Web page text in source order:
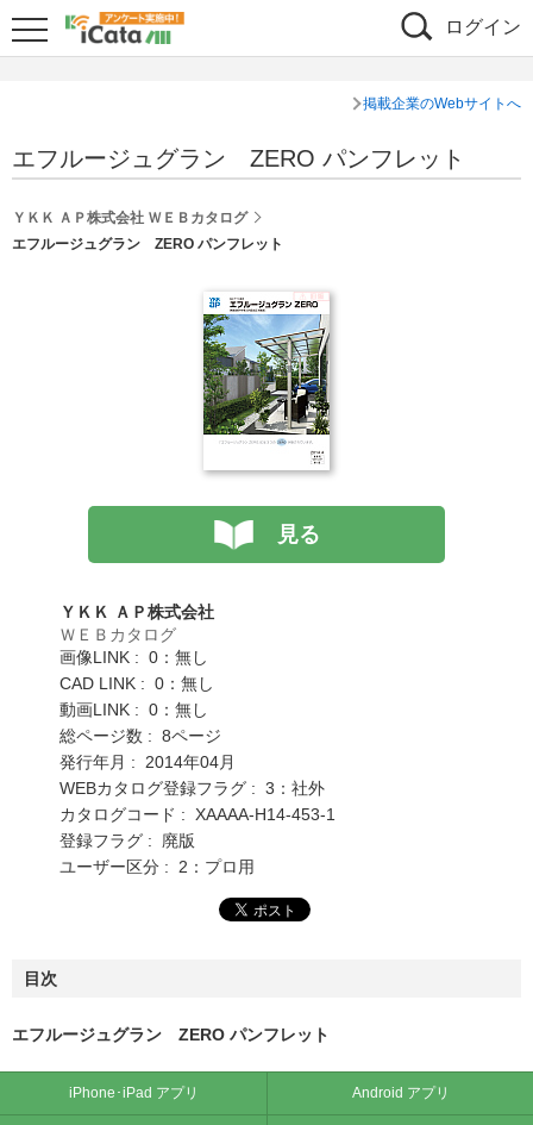
ログイン
掲載企業のWebサイトへ
エフルージュグラン ZERO パンフレット
ＹＫＫ ＡＰ株式会社 ＷＥＢカタログ
エフルージュグラン ZERO パンフレット
見る
ＹＫＫ ＡＰ株式会社
ＷＥＢカタログ
画像LINK : 0：無し
CAD LINK : 0：無し
動画LINK : 0：無し
総ページ数 : 8ページ
発行年月 : 2014年04月
WEBカタログ登録フラグ : 3：社外
カタログコード : XAAAA-H14-453-1
登録フラグ : 廃版
ユーザー区分 : 2：プロ用
目次
エフルージュグラン ZERO パンフレット
iPhone･iPad アプリ Android アプリ